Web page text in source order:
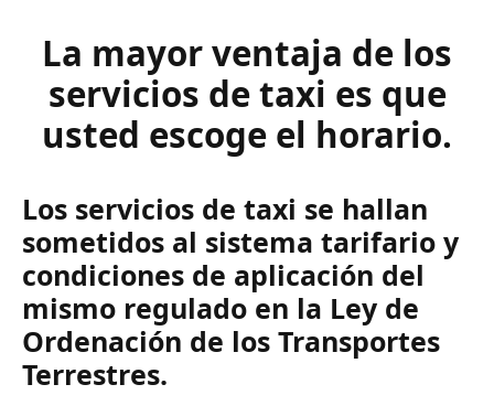
La mayor ventaja de los
servicios de taxi es que
usted escoge el horario.
Los servicios de taxi se hallan
sometidos al sistema tarifario y
condiciones de aplicación del
mismo regulado en la Ley de
Ordenación de los Transportes
Terrestres.